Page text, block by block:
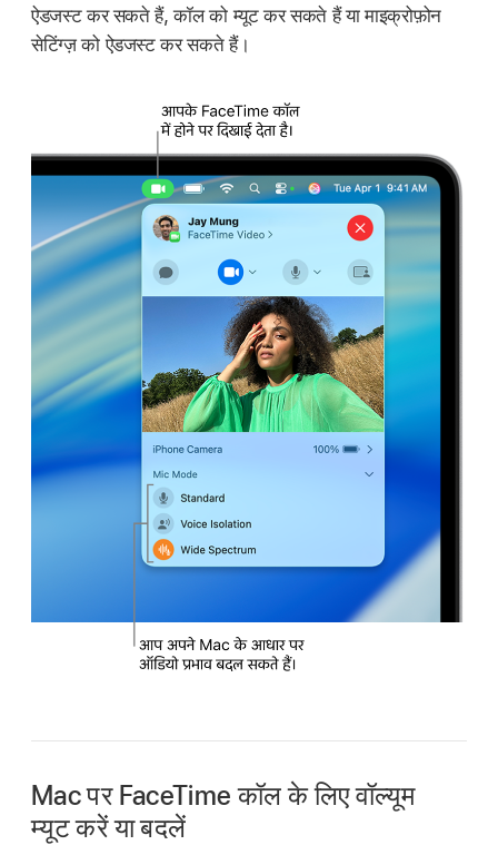
ऐडजस्ट कर सकते हैं, कॉल को म्यूट कर सकते हैं या माइक्रोफ़ोन
सेटिंग्ज़ को ऐडजस्ट कर सकते हैं।
Mac पर FaceTime कॉल के लिए वॉल्यूम
म्यूट करें या बदलें